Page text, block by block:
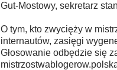
Gut-Mostowy, sekretarz
O tym, kto zwycięży w
internautów, zasięgi
Głosowanie odbędzie się